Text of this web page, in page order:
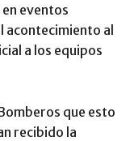
eventos
acontecimiento al
a los equipos
que esto
recibido la